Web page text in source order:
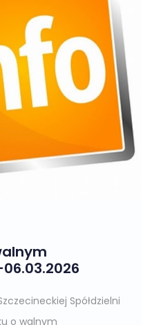
Spółdzielni
o walnym